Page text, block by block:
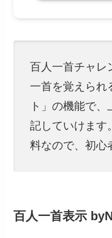
百人一首チャレ
一首を覚えられ
ト」の機能で
記していけます
料なので、初心
百人一首表示